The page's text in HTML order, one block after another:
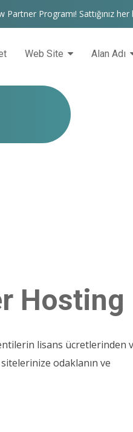
Partner Programı! Sattığınız
Web Site Alan Adı
Hosting
lisans ücretlerinden
odaklanın ve